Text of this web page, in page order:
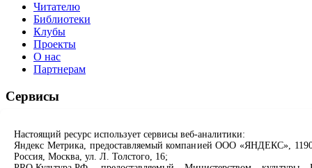
Читателю
Библиотеки
Клубы
Проекты
О нас
Партнерам
Сервисы
Спроси библиотекаря
Спроси краеведа
Оцените качество услуг
Настоящий ресурс использует сервисы веб-аналитики:
Яндекс Метрика, предоставляемый компанией ООО «ЯНДЕКС»,
Россия, Москва, ул. Л. Толстого, 16;